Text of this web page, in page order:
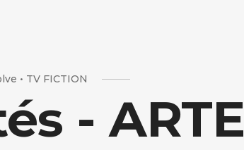
• TV FICTION
- ARTE